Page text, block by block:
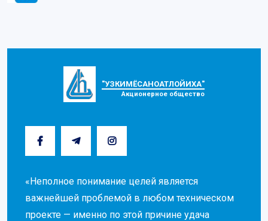
"УЗКИМЁСАНОАТЛОЙИХА"
Акционерное общество
«Неполное понимание целей является
важнейшей проблемой в любом техническом
проекте — именно по этой причине удача